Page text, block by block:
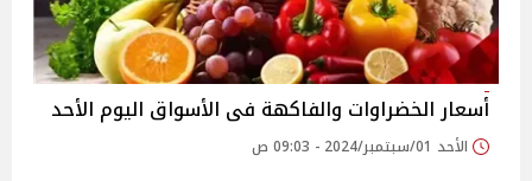
أسعار الخضراوات والفاكهة فى الأسواق‎‎ اليوم الأحد
الأحد 01/سبتمبر/2024 - 09:03 ص